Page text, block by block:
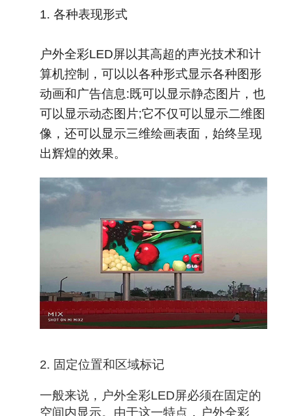
1. 各种表现形式
户外全彩LED屏以其高超的声光技术和计
算机控制，可以以各种形式显示各种图形
动画和广告信息:既可以显示静态图片，也
可以显示动态图片;它不仅可以显示二维图
像，还可以显示三维绘画表面，始终呈现
出辉煌的效果。
2. 固定位置和区域标记
一般来说，户外全彩LED屏必须在固定的
空间内显示。由于这一特点，户外全彩